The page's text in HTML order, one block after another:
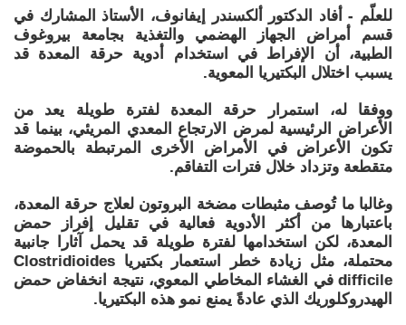
للعلّم - أفاد الدكتور ألكسندر إيفانوف، الأستاذ المشارك في
قسم أمراض الجهاز الهضمي والتغذية بجامعة بيروغوف
الطبية، أن الإفراط في استخدام أدوية حرقة المعدة قد
يسبب اختلال البكتيريا المعوية.
ووفقا له، استمرار حرقة المعدة لفترة طويلة يعد من
الأعراض الرئيسية لمرض الارتجاع المعدي المريئي، بينما قد
تكون الأعراض في الأمراض الأخرى المرتبطة بالحموضة
متقطعة وتزداد خلال فترات التفاقم.
وغالبا ما تُوصف مثبطات مضخة البروتون لعلاج حرقة المعدة،
باعتبارها من أكثر الأدوية فعالية في تقليل إفراز حمض
المعدة، لكن استخدامها لفترة طويلة قد يحمل آثارا جانبية
محتملة، مثل زيادة خطر استعمار بكتيريا Clostridioides
difficile في الغشاء المخاطي المعوي، نتيجة انخفاض حمض
الهيدروكلوريك الذي عادةً يمنع نمو هذه البكتيريا.